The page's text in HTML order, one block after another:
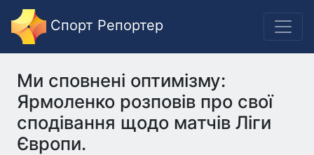
Спорт Репортер
Ми сповнені оптимізму:
Ярмоленко розповів про свої
сподівання щодо матчів Ліги
Європи.